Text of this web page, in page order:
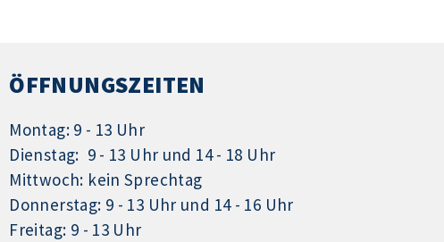
ÖFFNUNGSZEITEN
Montag: 9 - 13 Uhr
Dienstag: 9 - 13 Uhr und 14 - 18 Uhr
Mittwoch: kein Sprechtag
Donnerstag: 9 - 13 Uhr und 14 - 16 Uhr
Freitag: 9 - 13 Uhr